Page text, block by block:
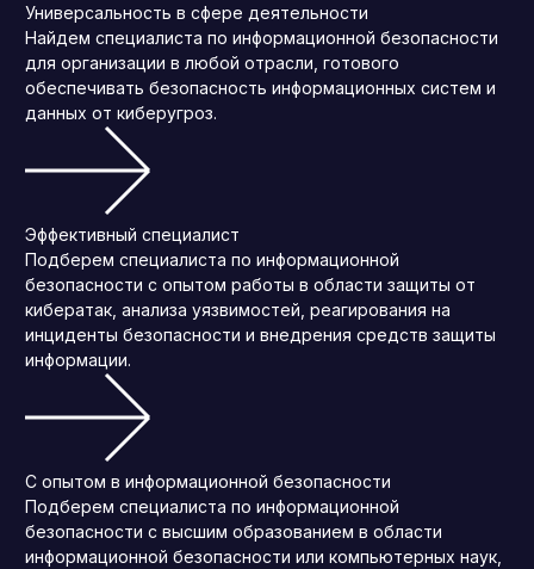
Универсальность в сфере деятельности
Найдем специалиста по информационной безопасности
для организации в любой отрасли, готового
обеспечивать безопасность информационных систем и
данных от киберугроз.
Эффективный специалист
Подберем специалиста по информационной
безопасности с опытом работы в области защиты от
кибератак, анализа уязвимостей, реагирования на
инциденты безопасности и внедрения средств защиты
информации.
С опытом в информационной безопасности
Подберем специалиста по информационной
безопасности с высшим образованием в области
информационной безопасности или компьютерных наук,